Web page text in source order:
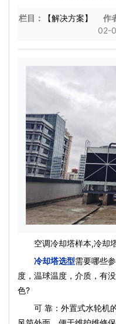
栏目： 【解决方案】 作
02-
空调冷却塔样本,冷却
冷却塔选型需要哪些
度，温球温度，介质，有
色?
可 靠：外置式水轮机的